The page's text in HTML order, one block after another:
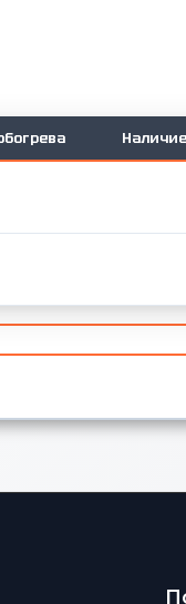
Наличие